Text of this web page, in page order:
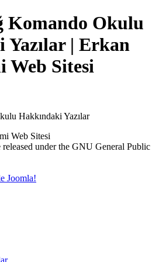
Komando Okulu
Yazılar | Erkan
Web Sitesi
Hakkındaki Yazılar
Web Sitesi
released under the GNU General Public
Joomla!